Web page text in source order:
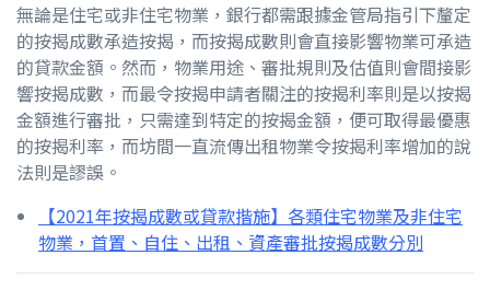
無論是住宅或非住宅物業，銀行都需跟據金管局指引下釐定
的按揭成數承造按揭，而按揭成數則會直接影響物業可承造
的貸款金額。然而，物業用途、審批規則及估值則會間接影
響按揭成數，而最令按揭申請者關注的按揭利率則是以按揭
金額進行審批，只需達到特定的按揭金額，便可取得最優惠
的按揭利率，而坊間一直流傳出租物業令按揭利率增加的說
法則是謬誤。
【2021年按揭成數或貸款揩施】各類住宅物業及非住宅
物業，首置、自住、出租、資產審批按揭成數分別